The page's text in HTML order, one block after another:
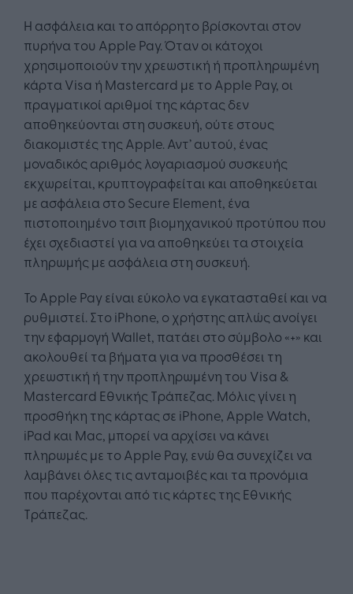
Η ασφάλεια και το απόρρητο βρίσκονται στον
πυρήνα του Apple Pay. Όταν οι κάτοχοι
χρησιμοποιούν την χρεωστική ή προπληρωμένη
κάρτα Visa ή Mastercard με το Apple Pay, οι
πραγματικοί αριθμοί της κάρτας δεν
αποθηκεύονται στη συσκευή, ούτε στους
διακομιστές της Apple. Αντ’ αυτού, ένας
μοναδικός αριθμός λογαριασμού συσκευής
εκχωρείται, κρυπτογραφείται και αποθηκεύεται
με ασφάλεια στο Secure Element, ένα
πιστοποιημένο τσιπ βιομηχανικού προτύπου που
έχει σχεδιαστεί για να αποθηκεύει τα στοιχεία
πληρωμής με ασφάλεια στη συσκευή.
Το Apple Pay είναι εύκολο να εγκατασταθεί και να
ρυθμιστεί. Στο iPhone, ο χρήστης απλώς ανοίγει
την εφαρμογή Wallet, πατάει στο σύμβολο «+» και
ακολουθεί τα βήματα για να προσθέσει τη
χρεωστική ή την προπληρωμένη του Visa &
Mastercard Εθνικής Τράπεζας. Μόλις γίνει η
προσθήκη της κάρτας σε iPhone, Apple Watch,
iPad και Mac, μπορεί να αρχίσει να κάνει
πληρωμές με το Apple Pay, ενώ θα συνεχίζει να
λαμβάνει όλες τις ανταμοιβές και τα προνόμια
που παρέχονται από τις κάρτες της Εθνικής
Τράπεζας.